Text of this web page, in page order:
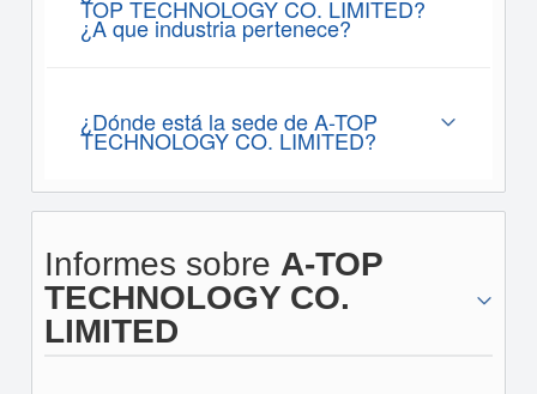
TOP TECHNOLOGY CO. LIMITED?
¿A que industria pertenece?
¿Dónde está la sede de A-TOP
TECHNOLOGY CO. LIMITED?
Informes sobre A-TOP
TECHNOLOGY CO.
LIMITED